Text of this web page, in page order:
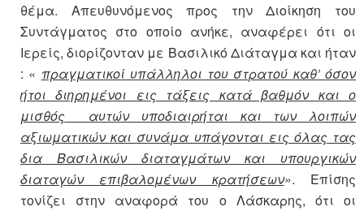
θέμα. Απευθυνόμενος προς την Διοίκηση του
Συντάγματος στο οποίο ανήκε, αναφέρει ότι οι
Ιερείς, διορίζονταν με Βασιλικό Διάταγμα και ήταν
: « πραγματικοί υπάλληλοι του στρατού καθ’ όσον
ήτοι διηρημένοι εις τάξεις κατά βαθμόν και ο
μισθός αυτών υποδιαιρήται και των λοιπών
αξιωματικών και συνάμα υπάγονται εις όλας τας
δια Βασιλικών διαταγμάτων και υπουργικών
διαταγών επιβαλομένων κρατήσεων». Επίσης
τονίζει στην αναφορά του ο Λάσκαρης, ότι οι